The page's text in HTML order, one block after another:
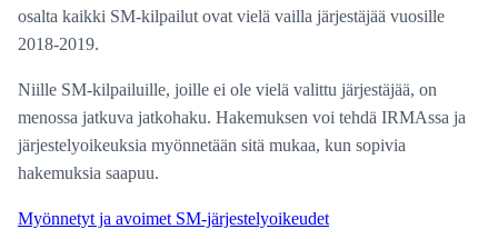
osalta kaikki SM-kilpailut ovat vielä vailla järjestäjää vuosille
2018-2019.
Niille SM-kilpailuille, joille ei ole vielä valittu järjestäjää, on
menossa jatkuva jatkohaku. Hakemuksen voi tehdä IRMAssa ja
järjestelyoikeuksia myönnetään sitä mukaa, kun sopivia
hakemuksia saapuu.
Myönnetyt ja avoimet SM-järjestelyoikeudet